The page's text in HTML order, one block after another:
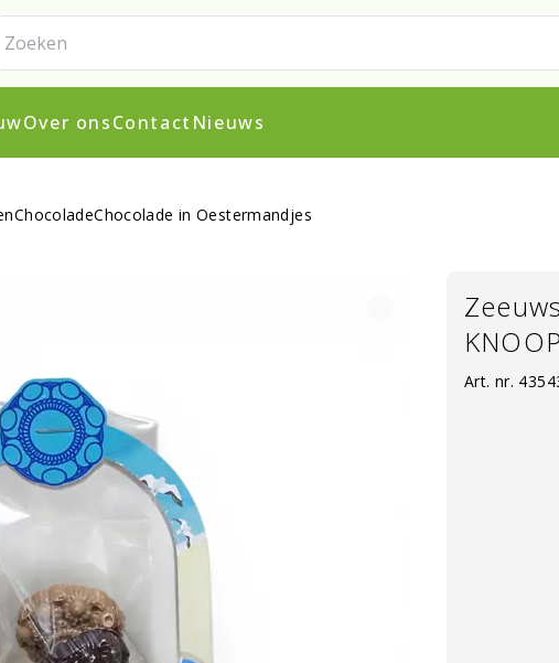
Over onsContact Nieuws
ChocoladeChocolade in Oestermandjes
KNOOP
Art. nr.